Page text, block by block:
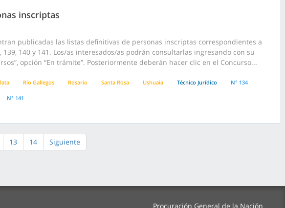
inscriptas
publicadas las listas definitivas de personas inscriptas correspondientes a
139, 140 y 141. Los/as interesados/as podrán consultarlas ingresando con su
opción “En trámite”. Posteriormente deberán hacer clic en el Concurso...
Río Gallegos Rosario Santa Rosa Ushuaia Técnico Jurídico N° 134
N° 141
13 14 Siguiente
Procuración General de la Nación